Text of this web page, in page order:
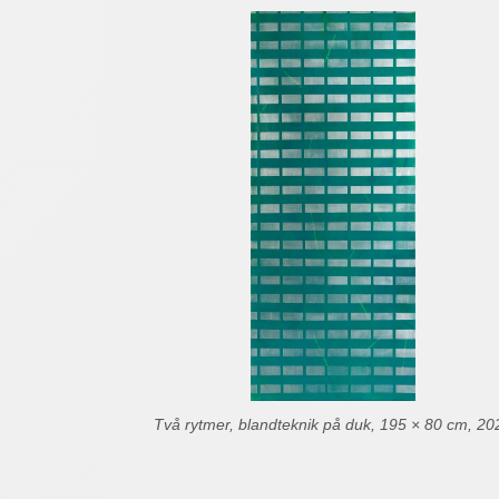
Två rytmer, blandteknik på duk, 195 × 80 cm,